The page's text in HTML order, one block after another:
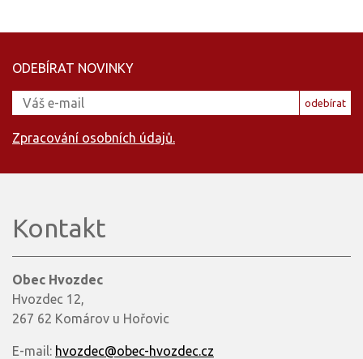
ODEBÍRAT NOVINKY
odebírat
Zpracování osobních údajů.
Kontakt
Obec Hvozdec
Hvozdec 12,
267 62 Komárov u Hořovic
E-mail: hvozdec@obec-hvozdec.cz